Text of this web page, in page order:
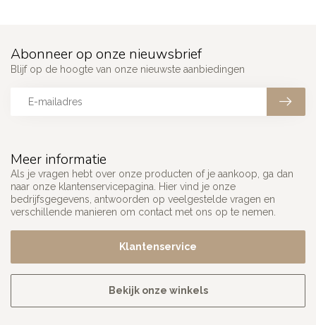
Meer informatie
Als je vragen hebt over onze producten of je aankoop, ga dan
naar onze klantenservicepagina. Hier vind je onze
bedrijfsgegevens, antwoorden op veelgestelde vragen en
verschillende manieren om contact met ons op te nemen.
Klantenservice
Bekijk onze winkels
Abonneer op onze nieuwsbrief
Blijf op de hoogte van onze nieuwste aanbiedingen